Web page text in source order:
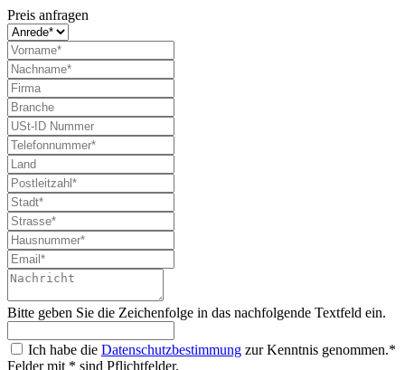
Preis anfragen
Bitte geben Sie die Zeichenfolge in das nachfolgende Textfeld ein.
Ich habe die Datenschutzbestimmung zur Kenntnis genommen.*
Felder mit * sind Pflichtfelder.